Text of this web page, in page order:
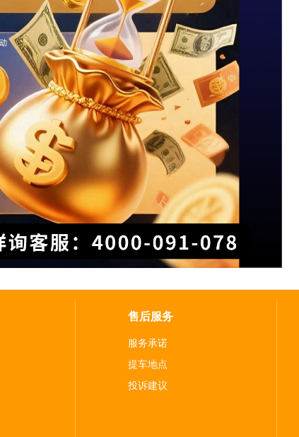
售后服务
服务承诺
提车地点
投诉建议